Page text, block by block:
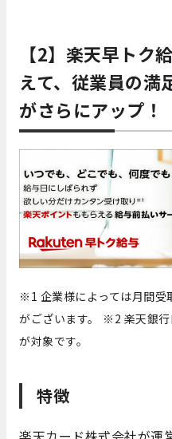
【2】楽天早トク
えて、従業員の満
がさらにアップ！
※1 企業様によっては月間受
がございます。
※2 楽天銀行
が対象です。
特徴